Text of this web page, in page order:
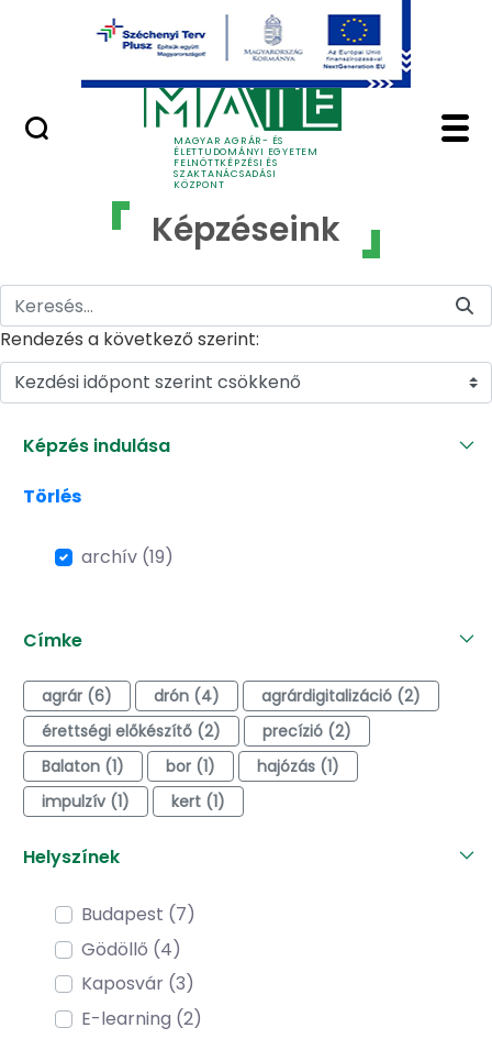
Ugrás a fő tartalomhoz
MAGYAR AGRÁR- ÉS
ÉLETTUDOMÁNYI EGYETEM
FELNŐTTKÉPZÉSI ÉS
SZAKTANÁCSADÁSI
KÖZPONT
Képzéseink - MATE
Képzéseink
Rendezés a következő szerint:
Kezdési időpont szerint csökkenő
Képzés indulása
Törlés
archív (19)
Címke
agrár (6) drón (4)
agrárdigitalizáció (2)
érettségi előkészítő (2)
precízió (2)
Balaton (1)
bor (1)
hajózás (1)
impulzív (1)
kert (1)
Helyszínek
Budapest (7)
Gödöllő (4)
Kaposvár (3)
E-learning (2)